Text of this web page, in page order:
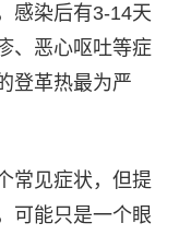
感染后有3-14天
、恶心呕吐等症
登革热最为严
常见症状，但提
可能只是一个眼